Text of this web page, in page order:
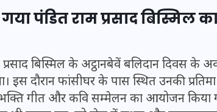
पंडित राम प्रसाद बिस्मिल
प्रसाद बिस्मिल के अट्ठानबेवें बलिदान दिवस के
दौरान फांसीघर के पास स्थित उनकी प्रतिमा
गीत और कवि सम्मेलन का आयोजन किया